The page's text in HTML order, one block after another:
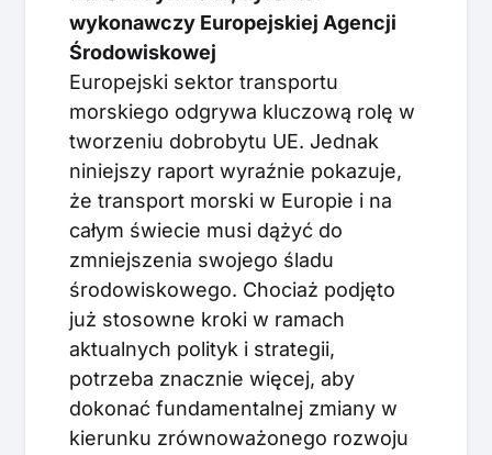
wykonawczy Europejskiej Agencji
Środowiskowej
Europejski sektor transportu
morskiego odgrywa kluczową rolę w
tworzeniu dobrobytu UE. Jednak
niniejszy raport wyraźnie pokazuje,
że transport morski w Europie i na
całym świecie musi dążyć do
zmniejszenia swojego śladu
środowiskowego. Chociaż podjęto
już stosowne kroki w ramach
aktualnych polityk i strategii,
potrzeba znacznie więcej, aby
dokonać fundamentalnej zmiany w
kierunku zrównoważonego rozwoju